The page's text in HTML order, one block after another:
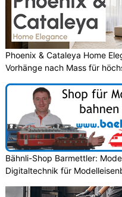
Phoenix & Cataleya Home
Vorhänge nach Mass für
Bähnli-Shop Barmettler:
Digitaltechnik für